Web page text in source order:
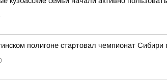
полигоне стартовал чемпионат Сибири